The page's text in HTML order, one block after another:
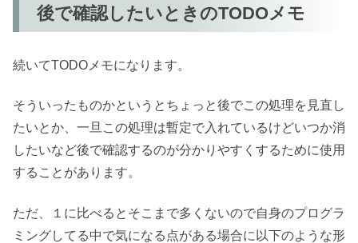
後で確認したいときのTODOメモ
続いてTODOメモになります。
そういったものかというとちょっと後でこの処理を見直し
たいとか、一旦この処理は暫定で入れているけどいつか消
したいなど後で確認するのが分かりやすくするために使用
することがあります。
ただ、１に比べるとそこまで多くないので自身のプログラ
ミングしてる中で気になる点がある場合に以下のような形